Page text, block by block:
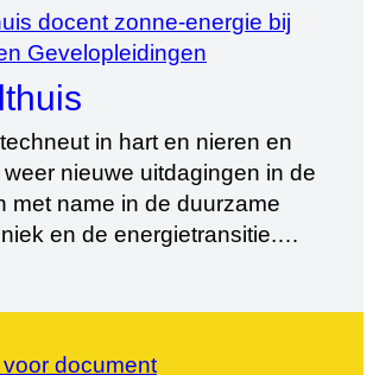
bestekken en
Ondanks de droge stof
in hart en nieren en
nieuwe uitdagingen in de
met name in de duurzame
en de energietransitie.
begonnen als installatie-